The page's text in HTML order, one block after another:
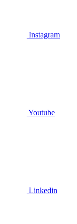
Instagram
Youtube
Linkedin